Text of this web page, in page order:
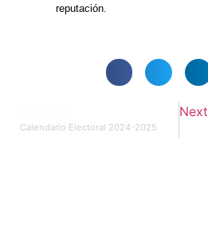
reputación.
Calendario Electoral 2024-2025
Next